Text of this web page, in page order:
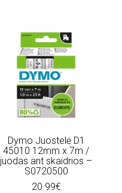
Dymo Juostelė D1
45010 12mm x 7m /
juodas ant skaidrios –
S0720500
20.99€